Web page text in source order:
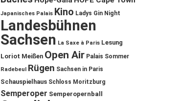
Japanisches Palais Kino Ladys Gin Night
Landesbühnen
Sachsen La Saxe à Paris Lesung
Loriot Meißen Open Air Palais Sommer
Radebeul Rügen Sachsen in Paris
Schauspielhaus Schloss Moritzburg
Semperoper Semperopernball